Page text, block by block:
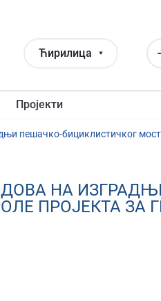
Ћирилица
Пројекти
НА
ПРОЈЕКТА ЗА